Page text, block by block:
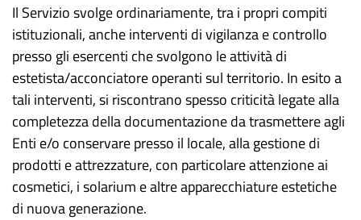
Il Servizio svolge ordinariamente, tra i propri compiti
istituzionali, anche interventi di vigilanza e controllo
presso gli esercenti che svolgono le attività di
estetista/acconciatore operanti sul territorio. In esito a
tali interventi, si riscontrano spesso criticità legate alla
completezza della documentazione da trasmettere agli
Enti e/o conservare presso il locale, alla gestione di
prodotti e attrezzature, con particolare attenzione ai
cosmetici, i solarium e altre apparecchiature estetiche
di nuova generazione.